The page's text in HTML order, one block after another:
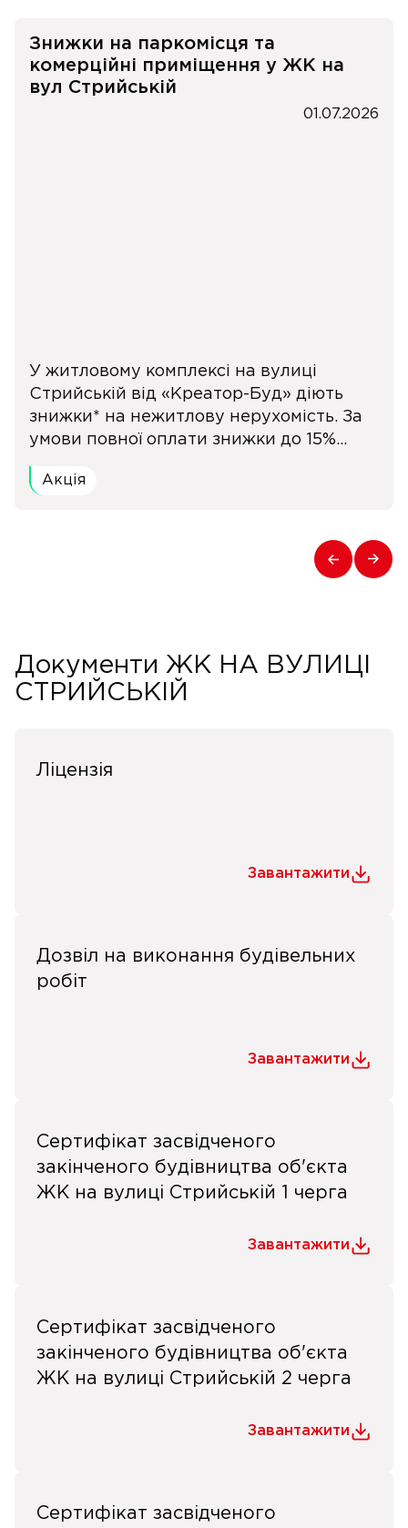
Знижки на паркомісця та
комерційні приміщення у ЖК на
вул Стрийській
01.07.2026
У житловому комплексі на вулиці
Стрийській від «Креатор-Буд» діють
знижки* на нежитлову нерухомість. За
умови повної оплати знижки до 15%...
Акція
Документи ЖК НА ВУЛИЦІ
СТРИЙСЬКІЙ
Ліцензія
Завантажити
Дозвіл на виконання будівельних
робіт
Завантажити
Сертифікат засвідченого
закінченого будівництва об'єкта
ЖК на вулиці Стрийській 1 черга
Завантажити
Сертифікат засвідченого
закінченого будівництва об'єкта
ЖК на вулиці Стрийській 2 черга
Завантажити
Сертифікат засвідченого